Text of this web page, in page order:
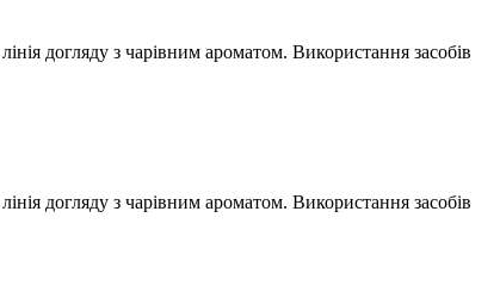
догляду з чарівним ароматом. Використання засобів
догляду з чарівним ароматом. Використання засобів